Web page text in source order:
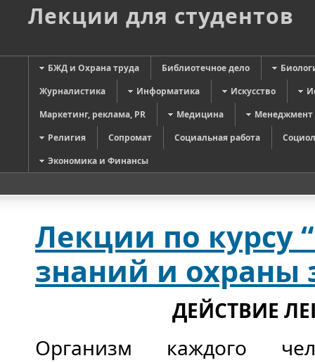
Лекции для студентов
БЖД и Охрана труда Библиотечное дело
Журналистика
Информатика Искусство
Маркетинг, реклама, PR
Медицина
Менеджмент
Религия
Сопромат Социальная работа
Экономика и Финансы
Лекции по курсу
знаний и охраны
ДЕЙСТВИЕ
Организм каждого